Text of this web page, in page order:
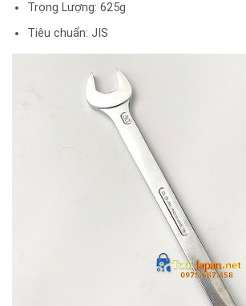
Trọng Lượng: 625g
Tiêu chuẩn: JIS